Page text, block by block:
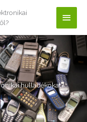
Main
hulladékokat?